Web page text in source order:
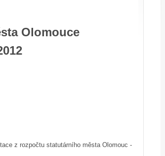
Olomouce
z rozpočtu statutárního města Olomouc -